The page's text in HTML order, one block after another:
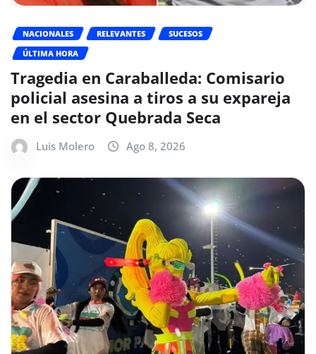
NACIONALES RELEVANTES
SUCESOS
ÚLTIMA HORA
Tragedia en Caraballeda: Comisario
policial asesina a tiros a su expareja
en el sector Quebrada Seca
Luis Molero Ago 8, 2026